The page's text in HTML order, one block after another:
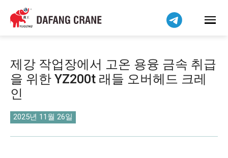
제강 작업장에서 고온 용융 금속 취급
을 위한 YZ200t 래들 오버헤드 크레
인
2025년 11월 26일
Bahasa Indonesia
Bahasa Melayu
বাংলা
فارسی
Pilipino
اردو
Українська